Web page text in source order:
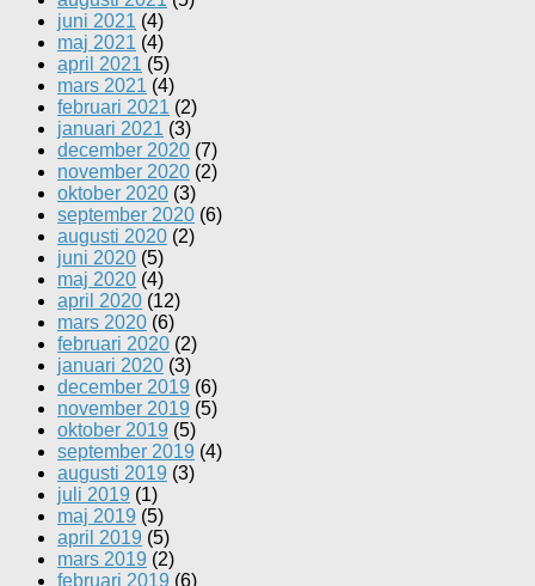
juni 2021 (4)
maj 2021 (4)
april 2021 (5)
mars 2021 (4)
februari 2021 (2)
januari 2021 (3)
december 2020 (7)
november 2020 (2)
oktober 2020 (3)
september 2020 (6)
augusti 2020 (2)
juni 2020 (5)
maj 2020 (4)
april 2020 (12)
mars 2020 (6)
februari 2020 (2)
januari 2020 (3)
december 2019 (6)
november 2019 (5)
oktober 2019 (5)
september 2019 (4)
augusti 2019 (3)
juli 2019 (1)
maj 2019 (5)
april 2019 (5)
mars 2019 (2)
februari 2019 (6)